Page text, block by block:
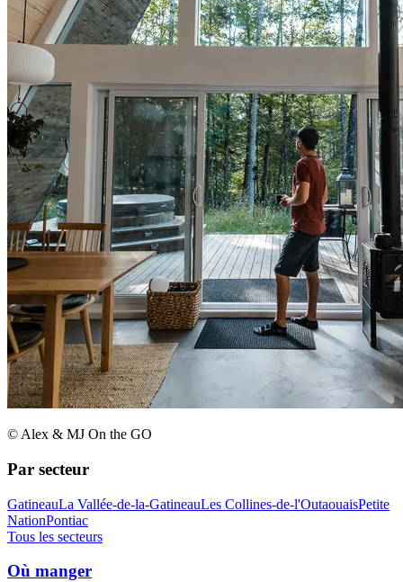
© Alex & MJ On the GO
Par secteur
GatineauLa Vallée-de-la-GatineauLes Collines-de-l'OutaouaisPetite
NationPontiac
Tous les secteurs
Où manger